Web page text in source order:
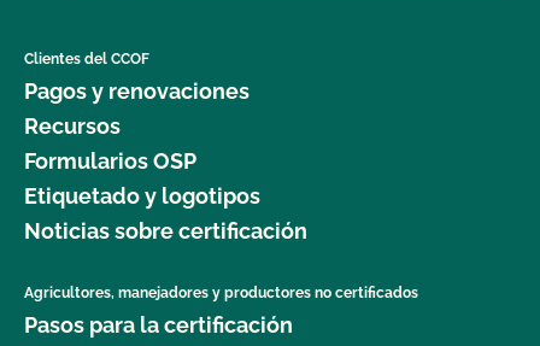
Clientes del CCOF
Pagos y renovaciones
Recursos
Formularios OSP
Etiquetado y logotipos
Noticias sobre certificación
Agricultores, manejadores y productores no certificados
Pasos para la certificación